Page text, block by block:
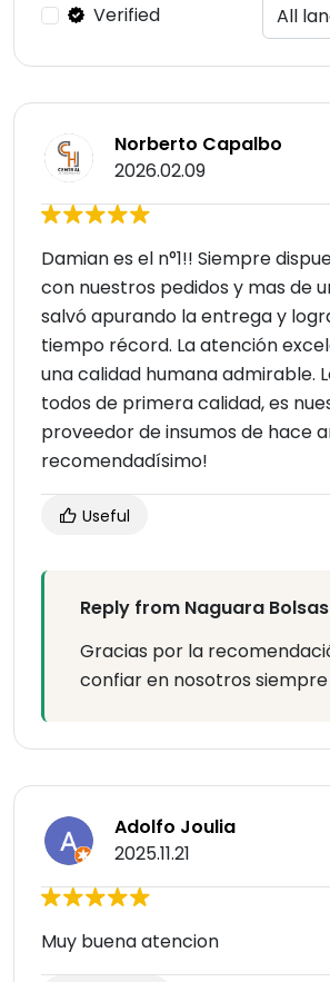
Verified
Norberto Capalbo
2026.02.09
Damian es el n°1!! Siempre
con nuestros pedidos y mas de
salvó apurando la entrega y
tiempo récord. La atención
una calidad humana admirable.
todos de primera calidad, es
proveedor de insumos de hace
recomendadísimo!
Useful
Reply from Naguara Bolsas
Gracias por la
confiar en nosotros siempre
Adolfo Joulia
2025.11.21
Muy buena atencion